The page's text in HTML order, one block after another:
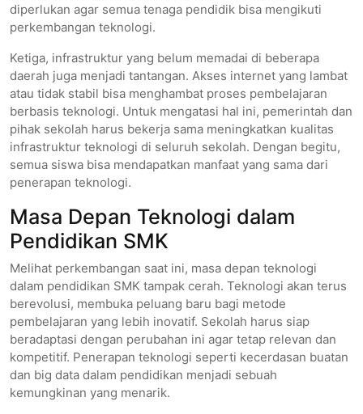
diperlukan agar semua tenaga pendidik bisa mengikuti
perkembangan teknologi.
Ketiga, infrastruktur yang belum memadai di beberapa
daerah juga menjadi tantangan. Akses internet yang lambat
atau tidak stabil bisa menghambat proses pembelajaran
berbasis teknologi. Untuk mengatasi hal ini, pemerintah dan
pihak sekolah harus bekerja sama meningkatkan kualitas
infrastruktur teknologi di seluruh sekolah. Dengan begitu,
semua siswa bisa mendapatkan manfaat yang sama dari
penerapan teknologi.
Masa Depan Teknologi dalam
Pendidikan SMK
Melihat perkembangan saat ini, masa depan teknologi
dalam pendidikan SMK tampak cerah. Teknologi akan terus
berevolusi, membuka peluang baru bagi metode
pembelajaran yang lebih inovatif. Sekolah harus siap
beradaptasi dengan perubahan ini agar tetap relevan dan
kompetitif. Penerapan teknologi seperti kecerdasan buatan
dan big data dalam pendidikan menjadi sebuah
kemungkinan yang menarik.